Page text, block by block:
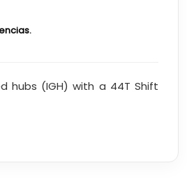
hubs (IGH) with a 44T Shift